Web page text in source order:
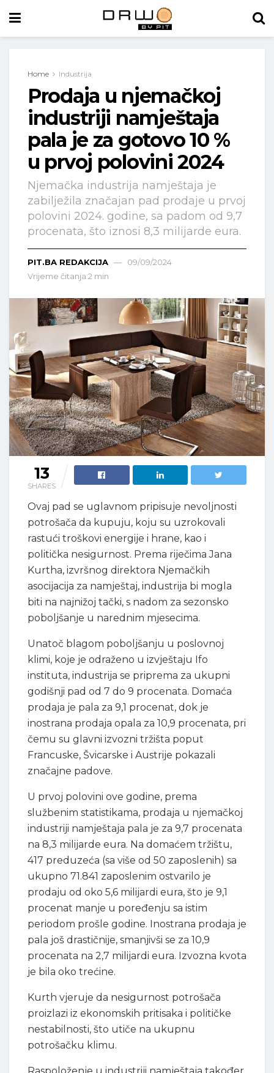
Home Industrija
Prodaja u njemačkoj
industriji namještaja
pala je za gotovo 10 %
u prvoj polovini 2024
Njemačka industrija namještaja je
zabilježila značajan pad prodaje u prvoj
polovini 2024. godine, sa padom od 9,7
procenata, što iznosi 8,3 milijarde eura.
PIT.BA REDAKCIJA
09/09/2024
Vrijeme čitanja:2 min
13
SHARES
Ovaj pad se uglavnom pripisuje nevoljnosti
potrošača da kupuju, koju su uzrokovali
rastući troškovi energije i hrane, kao i
politička nesigurnost. Prema riječima Jana
Kurtha, izvršnog direktora Njemačkih
asocijacija za namještaj, industrija bi mogla
biti na najnižoj tački, s nadom za sezonsko
poboljšanje u narednim mjesecima.
Unatoč blagom poboljšanju u poslovnoj
klimi, koje je odraženo u izvještaju Ifo
instituta, industrija se priprema za ukupni
godišnji pad od 7 do 9 procenata. Domaća
prodaja je pala za 9,1 procenat, dok je
inostrana prodaja opala za 10,9 procenata, pri
čemu su glavni izvozni tržišta poput
Francuske, Švicarske i Austrije pokazali
značajne padove.
U prvoj polovini ove godine, prema
službenim statistikama, prodaja u njemačkoj
industriji namještaja pala je za 9,7 procenata
na 8,3 milijarde eura. Na domaćem tržištu,
417 preduzeća (sa više od 50 zaposlenih) sa
ukupno 71.841 zaposlenim ostvarilo je
prodaju od oko 5,6 milijardi eura, što je 9,1
procenat manje u poređenju sa istim
periodom prošle godine. Inostrana prodaja je
pala još drastičnije, smanjivši se za 10,9
procenata na 2,7 milijardi eura. Izvozna kvota
je bila oko trećine.
Kurth vjeruje da nesigurnost potrošača
proizlazi iz ekonomskih pritisaka i političke
nestabilnosti, što utiče na ukupnu
potrošačku klimu.